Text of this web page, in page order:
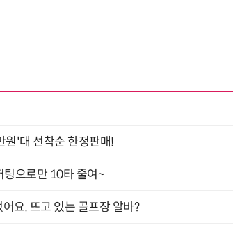
'대 선착순 한정판매!
으로만 10타 줄여~
요. 뜨고 있는 골프장 알바?